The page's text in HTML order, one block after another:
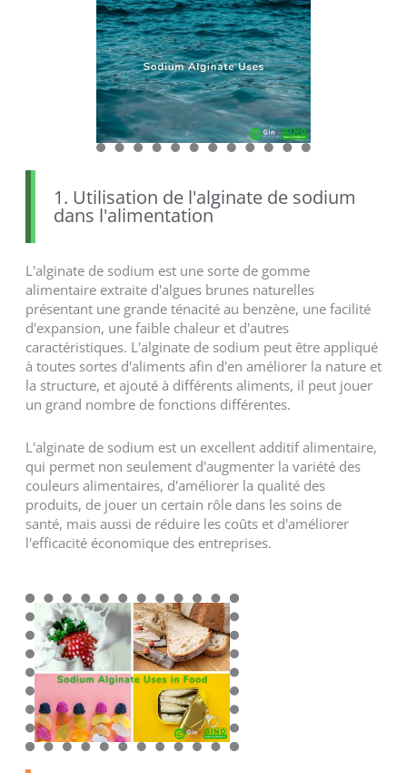
1. Utilisation de l'alginate de sodium
dans l'alimentation
L'alginate de sodium est une sorte de gomme
alimentaire extraite d'algues brunes naturelles
présentant une grande ténacité au benzène, une facilité
d'expansion, une faible chaleur et d'autres
caractéristiques. L'alginate de sodium peut être appliqué
à toutes sortes d'aliments afin d'en améliorer la nature et
la structure, et ajouté à différents aliments, il peut jouer
un grand nombre de fonctions différentes.
L'alginate de sodium est un excellent additif alimentaire,
qui permet non seulement d'augmenter la variété des
couleurs alimentaires, d'améliorer la qualité des
produits, de jouer un certain rôle dans les soins de
santé, mais aussi de réduire les coûts et d'améliorer
l'efficacité économique des entreprises.